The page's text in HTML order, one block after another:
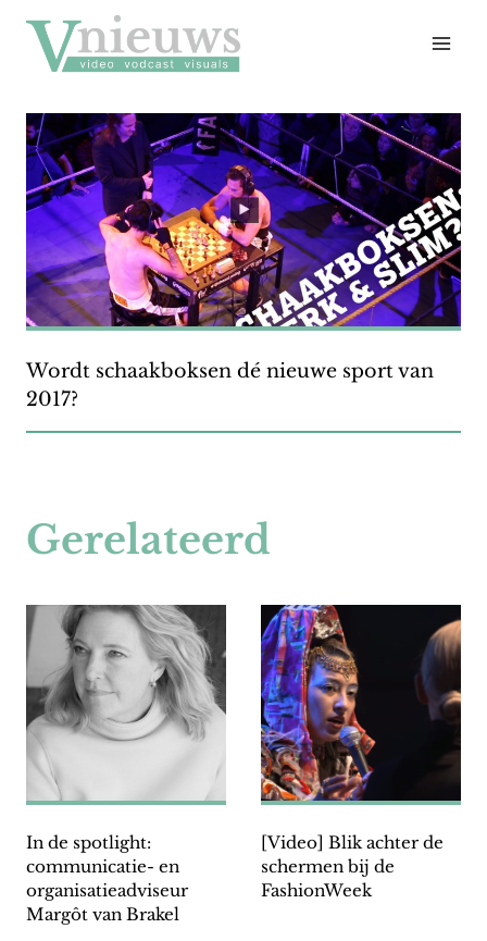
naar
inhoud
Wordt schaakboksen dé nieuwe sport van
2017?
Gerelateerd
In de spotlight:
communicatie- en
organisatieadviseur
Margôt van Brakel
[Video] Blik achter de
schermen bij de
FashionWeek